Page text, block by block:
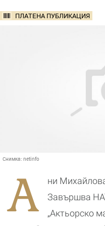
ПЛАТЕНА ПУБЛИКАЦИЯ
Снимка: netinfo
А
ни
Завършва
„Актьорско